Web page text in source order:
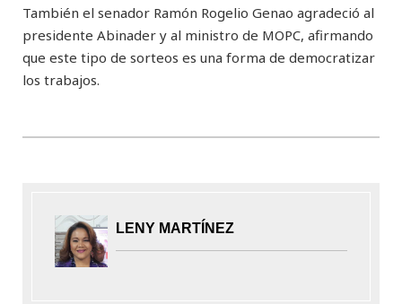
También el senador Ramón Rogelio Genao agradeció al
presidente Abinader y al ministro de MOPC, afirmando
que este tipo de sorteos es una forma de democratizar
los trabajos.
LENY MARTÍNEZ